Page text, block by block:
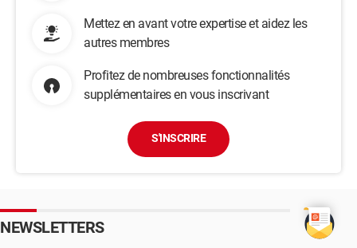
Mettez en avant votre expertise et aidez les
autres membres
Profitez de nombreuses fonctionnalités
supplémentaires en vous inscrivant
S'INSCRIRE
NEWSLETTERS